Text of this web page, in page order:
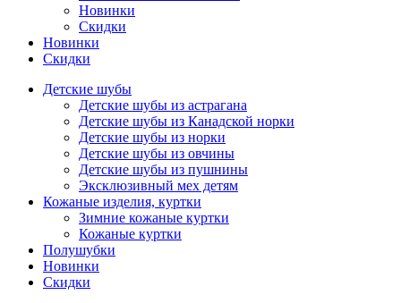
Новинки
Скидки
Новинки
Скидки
Детские шубы
Детские шубы из астрагана
Детские шубы из Канадской норки
Детские шубы из норки
Детские шубы из овчины
Детские шубы из пушнины
Эксклюзивный мех детям
Кожаные изделия, куртки
Зимние кожаные куртки
Кожаные куртки
Полушубки
Новинки
Скидки